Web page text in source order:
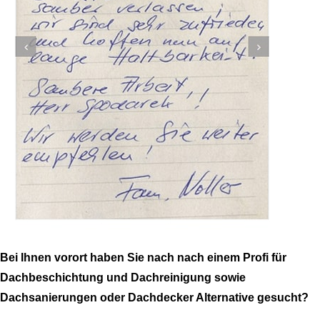
Bei Ihnen vorort haben Sie nach nach einem Profi für
Dachbeschichtung und Dachreinigung sowie
Dachsanierungen oder Dachdecker Alternative gesucht?